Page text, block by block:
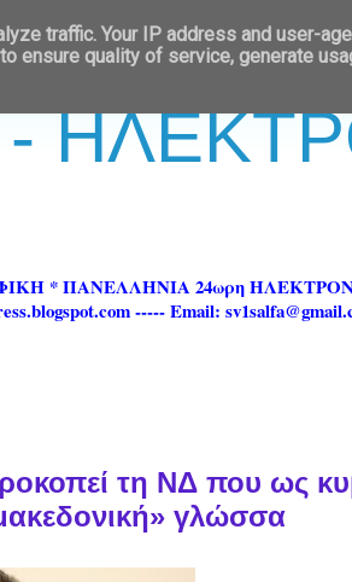
-
* ΠΑΝΕΛΛΗΝΙΑ 24ωρη
----- Email:
τη ΝΔ που ως
γλώσσα
traffic. Your IP address and user-
ensure quality of service, generate